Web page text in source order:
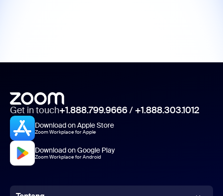
Get in touch+1.888.799.9666/ +1.888.303.1012
Download on Apple Store
Zoom Workplace for Apple
Download on Google Play
Zoom Workplace for Android